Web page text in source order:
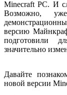
Minecraft РС. И
Возможно,
версию
подготовили
значительно
Давайте
новой версии